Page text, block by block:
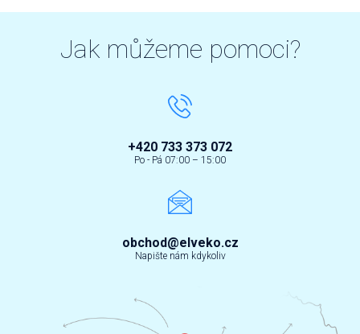
Jak můžeme pomoci?
+420 733 373 072
Po - Pá 07:00 – 15:00
obchod@elveko.cz
Napište nám kdykoliv